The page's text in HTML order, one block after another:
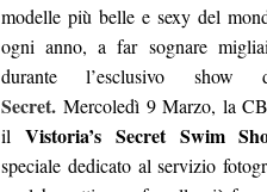
modelle più belle e sexy del
ogni anno, a far sognare
durante l’esclusivo
Secret. Mercoledì 9 Marzo, la
il Vistoria’s Secret Swim
speciale dedicato al servizio